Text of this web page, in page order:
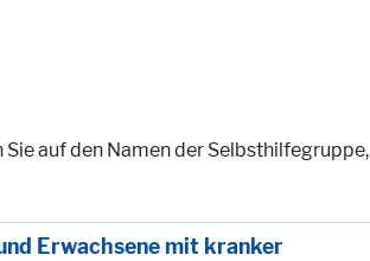
auf den Namen der Selbsthilfegruppe,
Erwachsene mit kranker